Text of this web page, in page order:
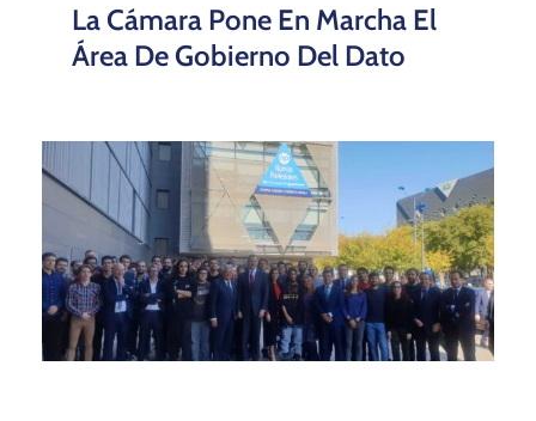
La Cámara Pone En Marcha El
Área De Gobierno Del Dato